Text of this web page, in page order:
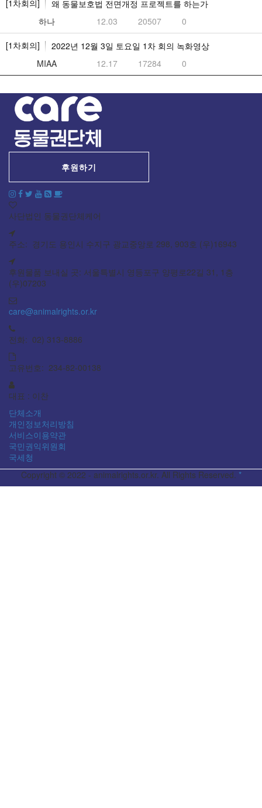
[1차회의]
왜 동물보호법 전면개정 프로젝트를 하는가
하나
12.03 20507 0
[1차회의]
2022년 12월 3일 토요일 1차 회의 녹화영상
MIAA
12.17 17284 0
후원하기
사단법인 동물권단체케어
주소: 경기도 용인시 수지구 광교중앙로 298, 903호 (우)16943
후원물품 보내실 곳: 서울특별시 영등포구 양평로22길 31, 1층
(우)07203
care@animalrights.or.kr
전화: 02) 313-8886
고유번호: 234-82-00138
대표 : 이찬
단체소개
개인정보처리방침
서비스이용약관
국민권익위원회
국세청
Copyright © 2022 - animalrights.or.kr. All Rights Reserved. *